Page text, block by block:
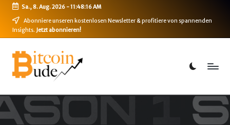
Skip
Sa., 8. Aug. 2026-11:48:16 AM
Abonniere unseren kostenlosen Newsletter & profitiere von spannenden
Insights. Jetzt abonnieren!
B
i
t
c
Bitcoin,
Ethereum,
DeFi
mehr